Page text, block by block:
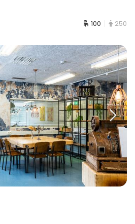
100 250